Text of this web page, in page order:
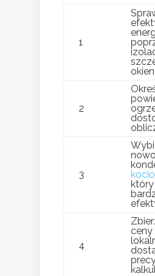
1
okien.
2
3
4
ceny